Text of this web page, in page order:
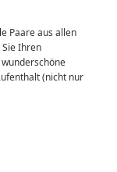
Paare aus allen
Sie Ihren
(nicht nur